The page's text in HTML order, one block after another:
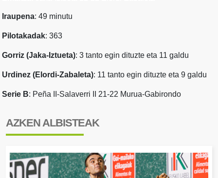
Iraupena: 49 minutu
Pilotakadak: 363
Gorriz (Jaka-Iztueta): 3 tanto egin dituzte eta 11 galdu
Urdinez (Elordi-Zabaleta): 11 tanto egin dituzte eta 9 galdu
Serie B: Peña II-Salaverri II 21-22 Murua-Gabirondo
AZKEN ALBISTEAK